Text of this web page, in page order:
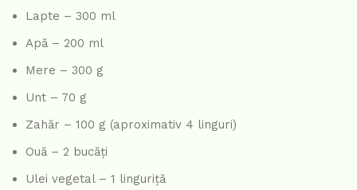
Lapte – 300 ml
Apă – 200 ml
Mere – 300 g
Unt – 70 g
Zahăr – 100 g (aproximativ 4 linguri)
Ouă – 2 bucăți
Ulei vegetal – 1 linguriță